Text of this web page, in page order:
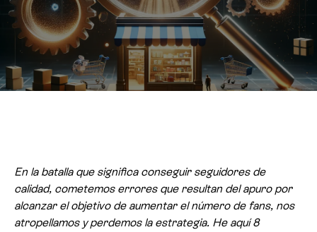
En la batalla que significa conseguir seguidores de
calidad, cometemos errores que resultan del apuro por
alcanzar el objetivo de aumentar el número de fans, nos
atropellamos y perdemos la estrategia. He aquí 8